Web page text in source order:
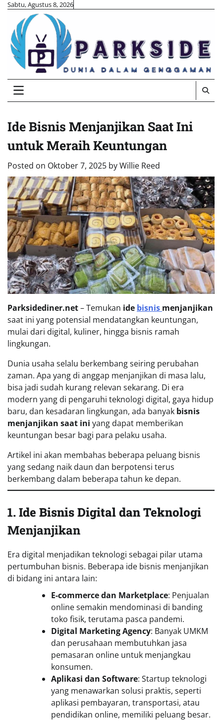
Skip
content
Sabtu, Agustus 8, 2026
Ide Bisnis Menjanjikan Saat Ini
untuk Meraih Keuntungan
Posted on Oktober 7, 2025 byWillie Reed
Parksidediner.net– Temukan ide bisnis menjanjikan
saat ini yang potensial mendatangkan keuntungan,
mulai dari digital, kuliner, hingga bisnis ramah
lingkungan.
Dunia usaha selalu berkembang seiring perubahan
zaman. Apa yang di anggap menjanjikan di masa lalu,
bisa jadi sudah kurang relevan sekarang. Di era
modern yang di pengaruhi teknologi digital, gaya hidup
baru, dan kesadaran lingkungan, ada banyak bisnis
menjanjikan saat ini yang dapat memberikan
keuntungan besar bagi para pelaku usaha.
Artikel ini akan membahas beberapa peluang bisnis
yang sedang naik daun dan berpotensi terus
berkembang dalam beberapa tahun ke depan.
1. Ide Bisnis Digital dan Teknologi
Menjanjikan
Era digital menjadikan teknologi sebagai pilar utama
pertumbuhan bisnis. Beberapa ide bisnis menjanjikan
di bidang ini antara lain:
E-commerce dan Marketplace: Penjualan
online semakin mendominasi di banding
toko fisik, terutama pasca pandemi.
Digital Marketing Agency: Banyak UMKM
dan perusahaan membutuhkan jasa
pemasaran online untuk menjangkau
konsumen.
Aplikasi dan Software: Startup teknologi
yang menawarkan solusi praktis, seperti
aplikasi pembayaran, transportasi, atau
pendidikan online, memiliki peluang besar.